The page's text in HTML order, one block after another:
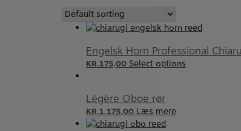
Engelsk Horn Professional
KR.175,00 Select options
Légère Oboe rør
KR.1.175,00 Læs mere